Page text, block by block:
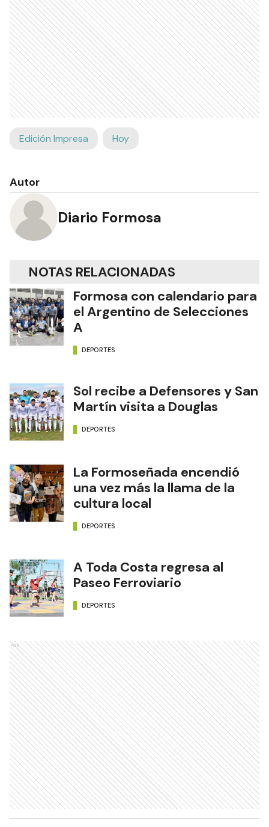
Edición Impresa Hoy
Autor
Diario Formosa
NOTAS RELACIONADAS
Formosa con calendario para
el Argentino de Selecciones
A
DEPORTES
Sol recibe a Defensores y San
Martín visita a Douglas
DEPORTES
La Formoseñada encendió
una vez más la llama de la
cultura local
DEPORTES
A Toda Costa regresa al
Paseo Ferroviario
DEPORTES
Ads